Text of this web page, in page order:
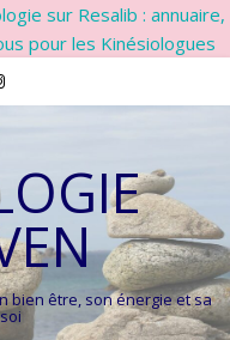
sur Resalib : annuaire,
pour les Kinésiologues
bien être, son énergie et sa